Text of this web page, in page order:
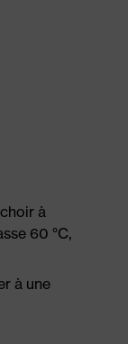
à
60 °C,
à une